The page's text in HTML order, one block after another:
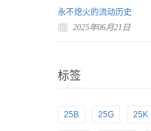
永不熄火的流动历史
2025年06月21日
标签
25B 25G 25K